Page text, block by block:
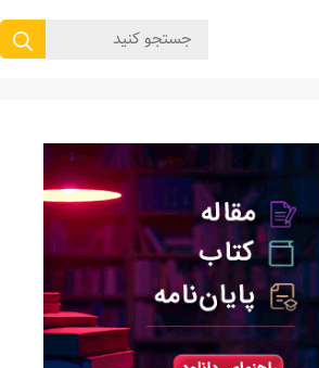
جستجوی